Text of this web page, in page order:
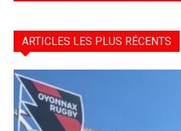
ARTICLES LES PLUS RÉCENTS